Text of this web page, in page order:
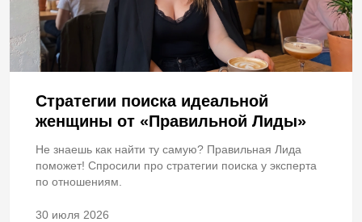
Стратегии поиска идеальной
женщины от «Правильной Лиды»
Не знаешь как найти ту самую? Правильная Лида
поможет! Спросили про стратегии поиска у эксперта
по отношениям.
30 июля 2026